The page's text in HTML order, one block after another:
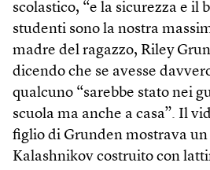
scolastico, “e la sicurezza e il
studenti sono la nostra
madre del ragazzo, Riley
dicendo che se avesse
qualcuno “sarebbe stato nei
scuola ma anche a casa”. Il
figlio di Grunden mostrava
Kalashnikov costruito con